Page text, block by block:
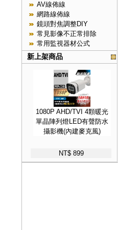
AV線佈線
網路線佈線
鏡頭對焦調整DIY
常見影像不正常排除
常用監視器材公式
新上架商品
1080P AHD/TVI 4顆暖光
單晶陣列燈LED有聲防水
攝影機(內建麥克風)
NT$ 899